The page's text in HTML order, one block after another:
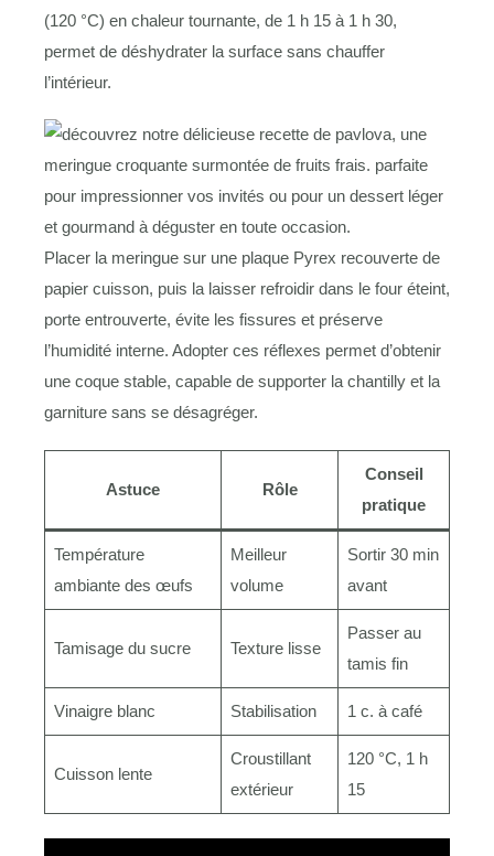
(120 °C) en chaleur tournante, de 1 h 15 à 1 h 30,
permet de déshydrater la surface sans chauffer
l’intérieur.
Placer la meringue sur une plaque Pyrex recouverte de
papier cuisson, puis la laisser refroidir dans le four éteint,
porte entrouverte, évite les fissures et préserve
l’humidité interne. Adopter ces réflexes permet d’obtenir
une coque stable, capable de supporter la chantilly et la
garniture sans se désagréger.
Astuce Rôle
Conseil
pratique
Température
ambiante des œufs
Meilleur
volume
Sortir 30 min
avant
Tamisage du sucre Texture lisse
Passer au
tamis fin
Vinaigre blanc Stabilisation 1 c. à café
Cuisson lente
Croustillant
extérieur
120 °C, 1 h
15